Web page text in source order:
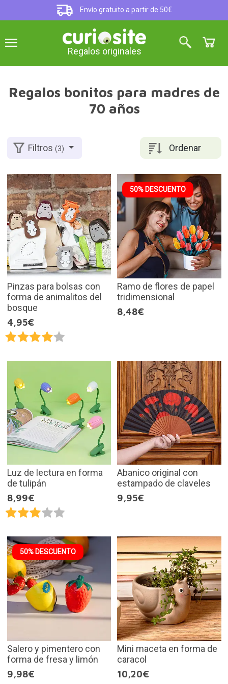
Envío gratuito a partir de 50€
Regalos originales
Regalos bonitos para madres de
70 años
Ordenar
Filtros(3)
Pinzas para bolsas con
forma de animalitos del
bosque
4,95€
50% DESCUENTO
Ramo de flores de papel
tridimensional
8,48€
Luz de lectura en forma
de tulipán
8,99€
Abanico original con
estampado de claveles
9,95€
50% DESCUENTO
Salero y pimentero con
forma de fresa y limón
9,98€
Mini maceta en forma de
caracol
10,20€